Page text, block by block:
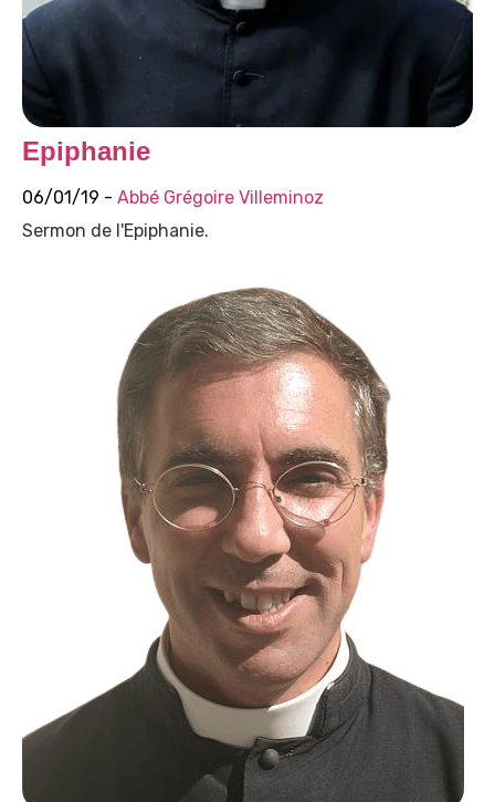
Epiphanie
06/01/19 - Abbé Grégoire Villeminoz
Sermon de l'Epiphanie.